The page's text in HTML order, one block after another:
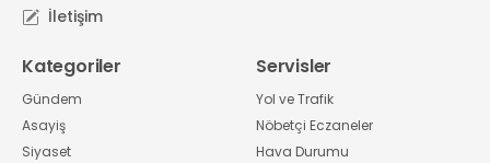
İletişim
Kategoriler
Gündem
Asayiş
Siyaset
Servisler
Yol ve Trafik
Nöbetçi Eczaneler
Hava Durumu